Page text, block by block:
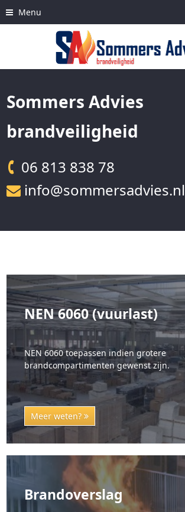
to
Menu
Sommers Advies
brandveiligheid
06 813 838 78
info@sommersadvies.nl
NEN 6060 (vuurlast)
NEN 6060 toepassen indien grotere
brandcompartimenten gewenst zijn.
Meer weten?
Brandoverslag